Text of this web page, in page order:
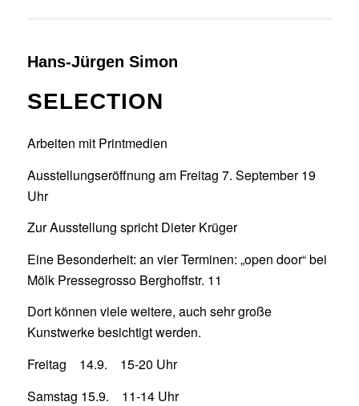
Hans-Jürgen Simon
SELECTION
Arbeiten mit Printmedien
Ausstellungseröffnung am Freitag 7. September 19
Uhr
Zur Ausstellung spricht Dieter Krüger
Eine Besonderheit: an vier Terminen: „open door“ bei
Mölk Pressegrosso Berghoffstr. 11
Dort können viele weitere, auch sehr große
Kunstwerke besichtigt werden.
Freitag 14.9. 15-20 Uhr
Samstag 15.9. 11-14 Uhr